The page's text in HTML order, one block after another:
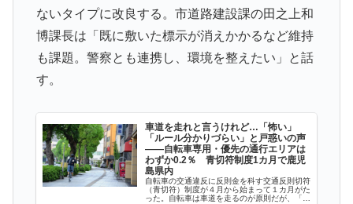
なら日本だけではなく韓国の医療関係者も同じように行
動したはずだ」【熊本地震】
▶
焦げだらけの業務用鉄板が水と蒸気で鏡のようにピカピ
外国人「アジア杯で優勝するんだ」日本代表、W杯ポッ
ト1入りに現実味!?2030大会で出場枠「64」なら追い風
に！アメリカ人もポット1争いに熱視線！【海外の反
ないタイプに改良する。市道路建設課の田之上和
博課長は「既に敷いた標示が消えかかるなど維持
も課題。警察とも連携し、環境を整えたい」と話
す。
車道を走れと言うけれど…「怖い」
「ルール分かりづらい」と戸惑いの声
――自転車専用・優先の通行エリアは
わずか0.2％ 青切符制度1カ月で鹿児
島県内
自転車の交通違反に反則金を科す交通反則切符
（青切符）制度が４月から始まって１カ月がた
った。自転車は車道を走るのが原則だが、「車